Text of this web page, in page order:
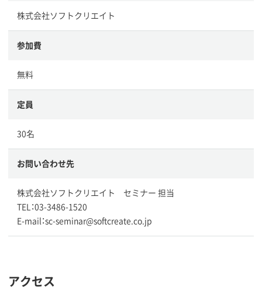
株式会社ソフトクリエイト
参加費
無料
定員
30名
お問い合わせ先
株式会社ソフトクリエイト セミナー 担当
TEL：03-3486-1520
E-mail：sc-seminar@softcreate.co.jp
アクセス